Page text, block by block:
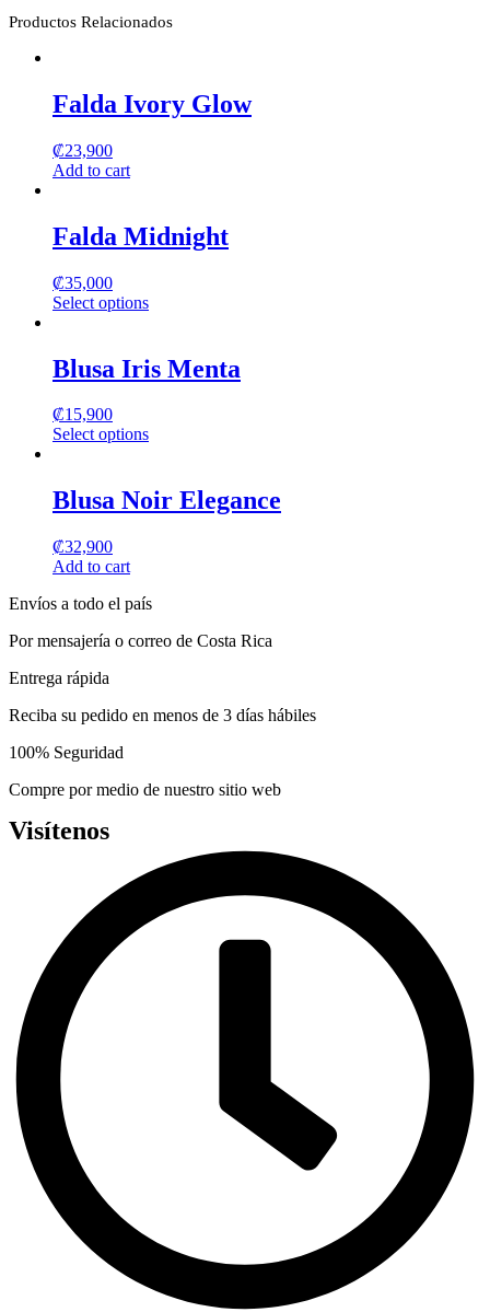
Productos Relacionados
Falda Ivory Glow
₡23,900
Add to cart
Falda Midnight
₡35,000
Select options
has
multiple
The
options
chosen
on
the
product
page
Blusa Iris Menta
₡15,900
Select options
has
multiple
The
options
be
chosen
on
the
product
page
Blusa Noir Elegance
₡32,900
Add to cart
Envíos a todo el país
Por mensajería o correo de Costa Rica
Entrega rápida
Reciba su pedido en menos de 3 días hábiles
100% Seguridad
Compre por medio de nuestro sitio web
Visítenos